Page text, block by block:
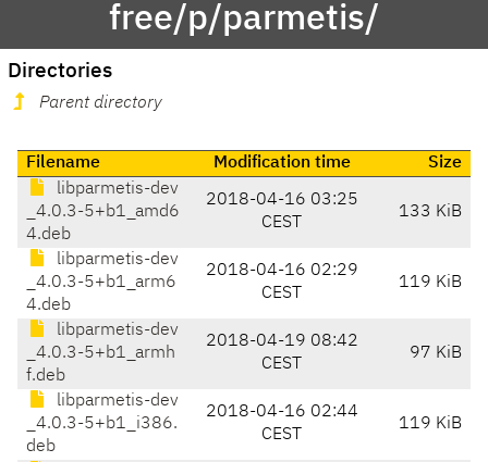
free/p/parmetis/
Directories
Parent directory
Filename Modification time
Size
libparmetis-dev
_4.0.3-5+b1_amd6
4.deb
2018-04-16 03:25
CEST
133 KiB
libparmetis-dev
_4.0.3-5+b1_arm6
4.deb
2018-04-16 02:29
CEST
119 KiB
libparmetis-dev
_4.0.3-5+b1_armh
f.deb
2018-04-19 08:42
CEST
97 KiB
libparmetis-dev
_4.0.3-5+b1_i386.
deb
2018-04-16 02:44
CEST
119 KiB